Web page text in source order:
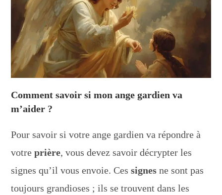
Comment savoir si mon ange gardien va
m’aider ?
Pour savoir si votre ange gardien va répondre à
votreprière, vous devez savoir décrypter les
signes qu’il vous envoie. Cessignesne sont pas
toujours grandioses ; ils se trouvent dans les